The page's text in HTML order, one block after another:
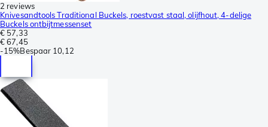
2 reviews
Knivesandtools Traditional Buckels, roestvast staal, olijfhout, 4-delige
Buckels ontbijtmessenset
€ 57,33
€ 67,45
-15%Bespaar 10,12